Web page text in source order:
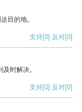
目的地。
支持[0] 反对[0]
时解决。
支持[0] 反对[0]